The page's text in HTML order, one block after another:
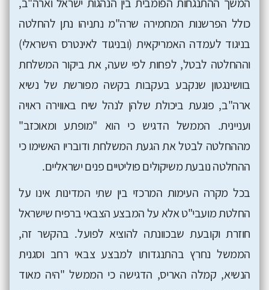
כולל הפרשנות המחמירה שרה"מ נתניהו נתן להחלטה
בניגוד לעמדה האמריקאית (ובניגוד לאינטרס הישראלי)
וההחלטה לבטל, לפחות לפי שעה, את ביקור המשלחת
בוושינגטון שנקבע בעקבות בקשה מפורשת של נשיא
ארה"ב, פוגעת ביכולת שלהן לנהל שיח באווירה ראויה
ועניינית. הממשל הדגיש כי הוא "מופתע ומאוכזב"
מההחלטה לבטל את הגעת המשלחת ודובריו האשימו כי
ההחלטה נובעת משיקולים פוליטיים פנים ישראליים.
בכל מקרה העימות המרכזי בין שתי המדינות אינו על
החלטת מועבי"ט אלא על המבצע הצבאי ברפיח שישראל
חוזרת וקובעת שבכוונתה להוציא לפועל. בהקשר זה,
הממשל נחרץ בהתנגדותו למבצע צבאי רחב וסגנית
הנשיא, קמלה האריס, הדגישה כי הממשל "היה מאוד